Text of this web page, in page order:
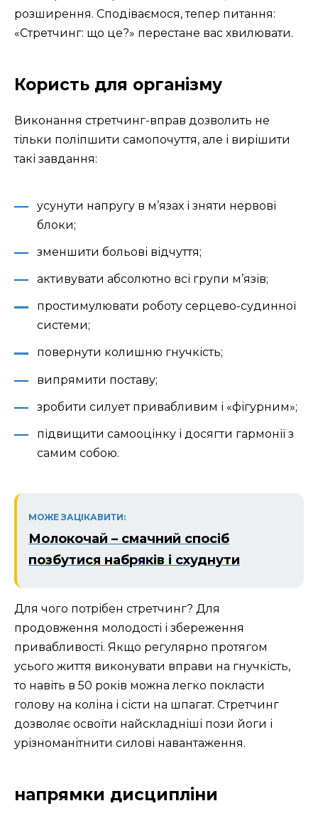
розширення. Сподіваємося, тепер питання:
«Стретчинг: що це?» перестане вас хвилювати.
Користь для організму
Виконання стретчинг-вправ дозволить не
тільки поліпшити самопочуття, але і вирішити
такі завдання:
усунути напругу в м’язах і зняти нервові
блоки;
зменшити больові відчуття;
активувати абсолютно всі групи м’язів;
простимулювати роботу серцево-судинної
системи;
повернути колишню гнучкість;
випрямити поставу;
зробити силует привабливим і «фігурним»;
підвищити самооцінку і досягти гармонії з
самим собою.
МОЖЕ ЗАЦІКАВИТИ:
Молокочай – смачний спосіб
позбутися набряків і схуднути
Для чого потрібен стретчинг? Для
продовження молодості і збереження
привабливості. Якщо регулярно протягом
усього життя виконувати вправи на гнучкість,
то навіть в 50 років можна легко покласти
голову на коліна і сісти на шпагат. Стретчинг
дозволяє освоїти найскладніші пози йоги і
урізноманітнити силові навантаження.
напрямки дисципліни